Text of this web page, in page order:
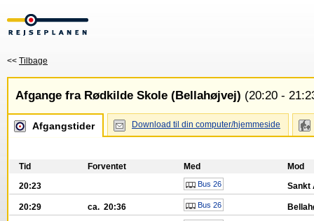
<< Tilbage
Afgange fra Rødkilde Skole (Bellahøjvej) (20:20 -
Afgangstider Download til din computer/hjemmeside
Tid Forventet Med
Mod
20:23
Bus 26 Sankt
20:29 ca. 20:36 Bus 26